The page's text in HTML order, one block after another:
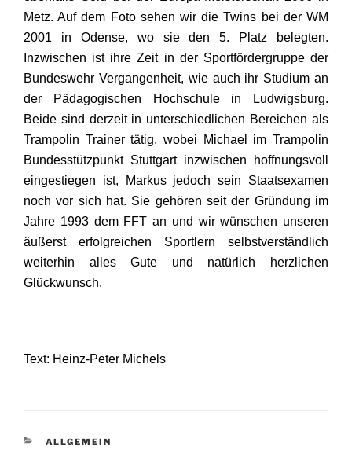
Metz. Auf dem Foto sehen wir die Twins bei der WM
2001 in Odense, wo sie den 5. Platz belegten.
Inzwischen ist ihre Zeit in der Sportfördergruppe der
Bundeswehr Vergangenheit, wie auch ihr Studium an
der Pädagogischen Hochschule in Ludwigsburg.
Beide sind derzeit in unterschiedlichen Bereichen als
Trampolin Trainer tätig, wobei Michael im Trampolin
Bundesstützpunkt Stuttgart inzwischen hoffnungsvoll
eingestiegen ist, Markus jedoch sein Staatsexamen
noch vor sich hat. Sie gehören seit der Gründung im
Jahre 1993 dem FFT an und wir wünschen unseren
äußerst erfolgreichen Sportlern selbstverständlich
weiterhin alles Gute und natürlich herzlichen
Glückwunsch.
Text: Heinz-Peter Michels
KATEGORIEN
ALLGEMEIN